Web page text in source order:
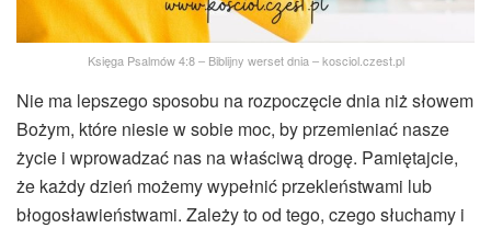
Księga Psalmów 4:8 – Biblijny werset dnia – kosciol.czest.pl
Nie ma lepszego sposobu na rozpoczęcie dnia niż słowem
Bożym, które niesie w sobie moc, by przemieniać nasze
życie i wprowadzać nas na właściwą drogę. Pamiętajcie,
że każdy dzień możemy wypełnić przekleństwami lub
błogosławieństwami. Zależy to od tego, czego słuchamy i